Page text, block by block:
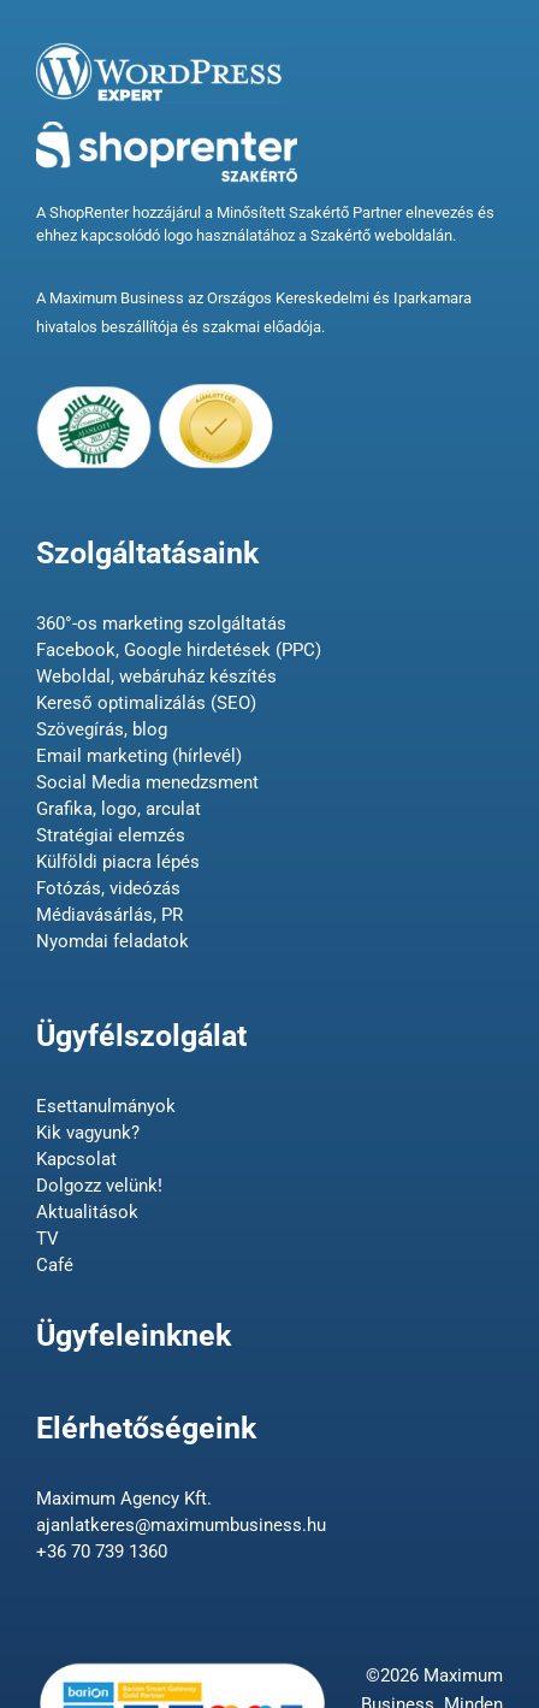
A ShopRenter hozzájárul a Minősített Szakértő Partner elnevezés és
ehhez kapcsolódó logo használatához a Szakértő weboldalán.
A Maximum Business az Országos Kereskedelmi és Iparkamara
hivatalos beszállítója és szakmai előadója.
Szolgáltatásaink
360°-os marketing szolgáltatás
Facebook, Google hirdetések (PPC)
Weboldal, webáruház készítés
Kereső optimalizálás (SEO)
Szövegírás, blog
Email marketing (hírlevél)
Social Media menedzsment
Grafika, logo, arculat
Stratégiai elemzés
Külföldi piacra lépés
Fotózás, videózás
Médiavásárlás, PR
Nyomdai feladatok
Ügyfélszolgálat
Esettanulmányok
Kik vagyunk?
Kapcsolat
Dolgozz velünk!
Aktualitások
TV
Café
Ügyfeleinknek
Elérhetőségeink
Maximum Agency Kft.
ajanlatkeres@maximumbusiness.hu
+36 70 739 1360
©2026 Maximum